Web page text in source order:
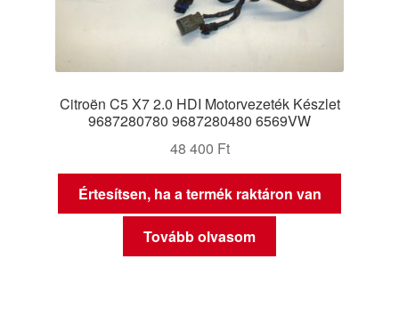
Citroën C5 X7 2.0 HDI Motorvezeték Készlet
9687280780 9687280480 6569VW
48 400 Ft
Értesítsen, ha a termék raktáron van
Tovább olvasom